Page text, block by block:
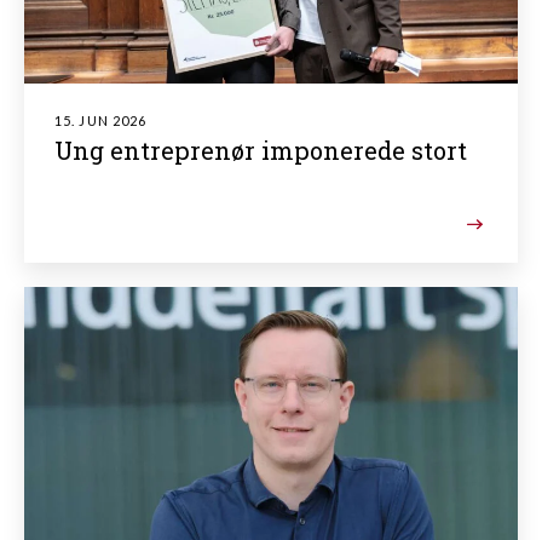
15. JUN 2026
Ung entreprenør imponerede stort